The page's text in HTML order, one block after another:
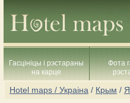
Гасцініцы і рэстараны
на карце
Фота
Hotel maps / Украіна / Крым /